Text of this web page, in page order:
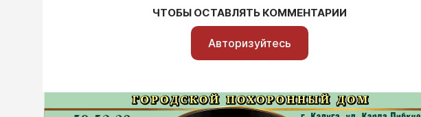
ЧТОБЫ ОСТАВЛЯТЬ КОММЕНТАРИИ
Авторизуйтесь